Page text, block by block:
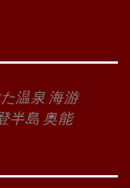
温泉 海游
半島 奥能